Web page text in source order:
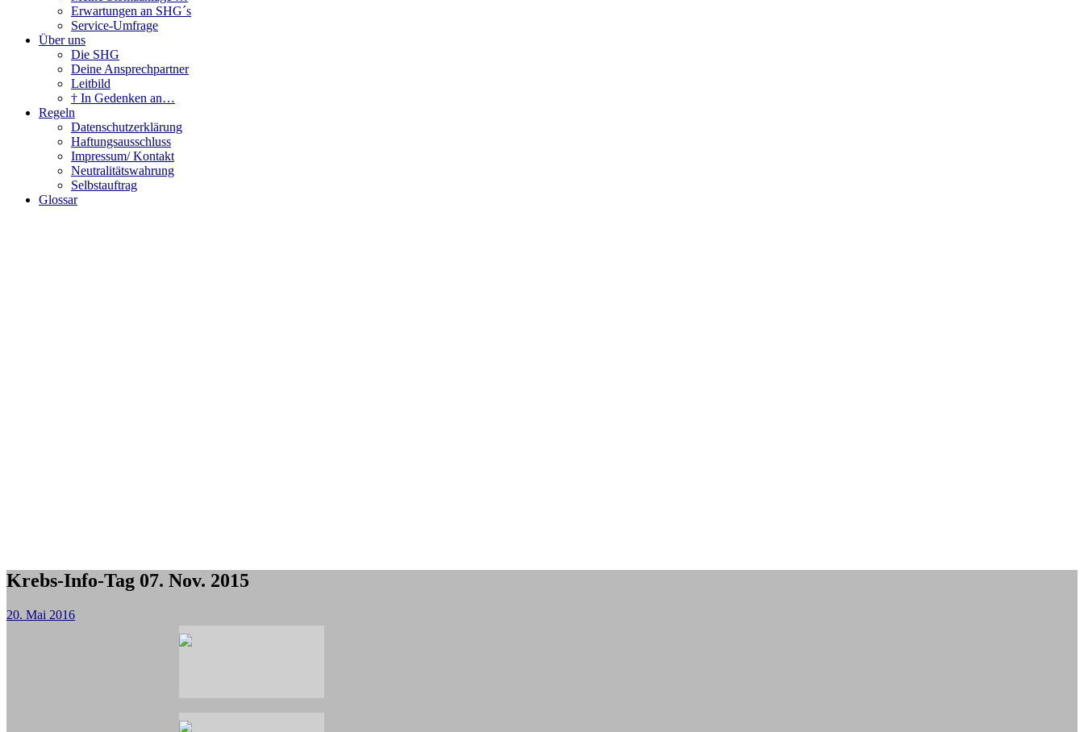
Erwartungen an SHG´s
Service-Umfrage
Über uns
Die SHG
Deine Ansprechpartner
Leitbild
† In Gedenken an…
Regeln
Datenschutzerklärung
Haftungsausschluss
Impressum/ Kontakt
Neutralitätswahrung
Selbstauftrag
Glossar
Krebs-Info-Tag 07. Nov. 2015
20. Mai 2016